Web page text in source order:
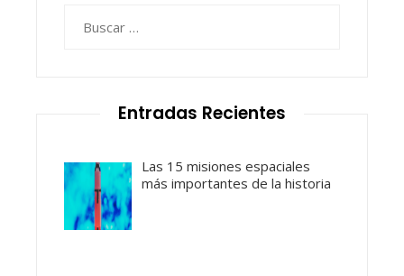
Entradas Recientes
Las 15 misiones espaciales
más importantes de la historia